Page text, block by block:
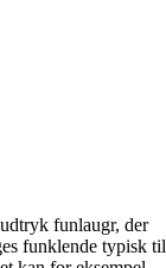
funlaugr, der
funklende typisk til